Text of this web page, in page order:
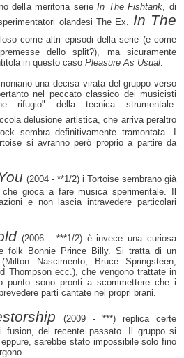
della meritoria serieIn The Fishtank , di
olandesi The Ex. In The
come altri episodi della serie (e come
dello split?), ma sicuramente
in questo caso Pleasure As Usual
una decisa virata del gruppo verso
nel peccato classico dei musicisti
rifugio" della tecnica strumentale.
delusione artistica, che arriva peraltro
sembra definitivamente tramontata. I
si avranno però proprio a partire da
(2004 - **1/2) i Tortoise sembrano già
gioca a fare musica sperimentale. Il
e non lascia intravedere particolari
(2006 - ***1/2) è invece una curiosa
folk Bonnie Prince Billy. Si tratta di un
Nascimento, Bruce Springsteen,
Thompson ecc.), che vengono trattate in
punto sono pronti a scommettere che i
parti cantate nei propri brani.
(2009 - ***) replica certe
fusion, del recente passato. Il gruppo si
sarebbe stato impossibile solo fino